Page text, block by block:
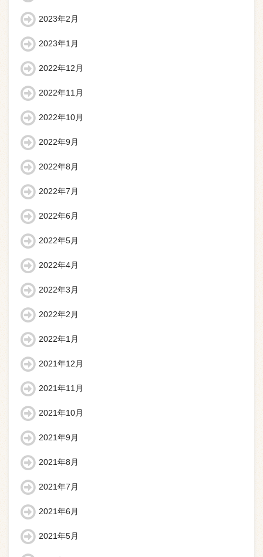
2023年2月
2023年1月
2022年12月
2022年11月
2022年10月
2022年9月
2022年8月
2022年7月
2022年6月
2022年5月
2022年4月
2022年3月
2022年2月
2022年1月
2021年12月
2021年11月
2021年10月
2021年9月
2021年8月
2021年7月
2021年6月
2021年5月